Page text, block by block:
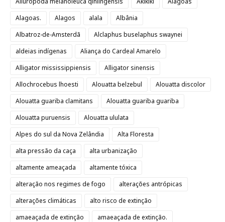
Alagoas.
Alagos alala
Albânia
Albatroz-de-Amsterdã
Alclaphus buselaphus swaynei
aldeias indígenas
Aliança do Cardeal Amarelo
Alligator mississippiensis
Alligator sinensis
Allochrocebus lhoesti
Alouatta belzebul
Alouatta discolor
Alouatta guariba clamitans
Alouatta guariba guariba
Alouatta puruensis
Alouatta ululata
Alpes do sul da Nova Zelândia
Alta Floresta
alta pressão da caça
alta urbanização
altamente ameaçada
altamente tóxica
alteração nos regimes de fogo
alterações antrópicas
alterações climáticas
alto risco de extinção
amaeaçada de extinção
amaeaçada de extinção.